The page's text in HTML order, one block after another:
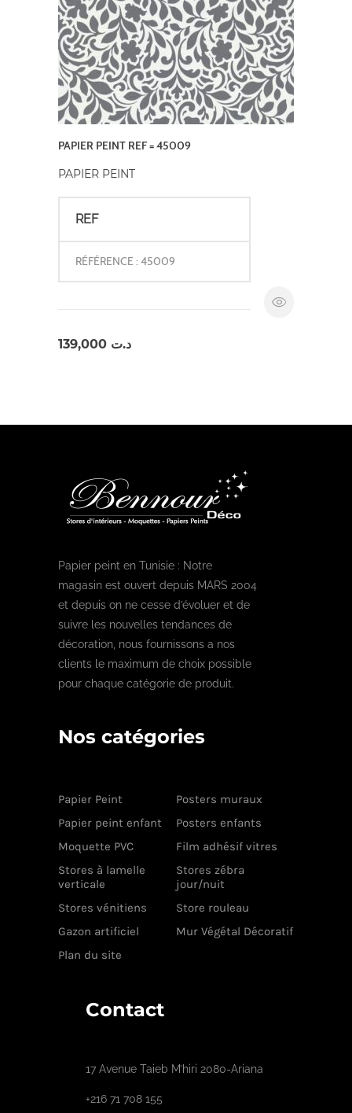
PAPIER PEINT REF = 45009
PAPIER PEINT
REF
RÉFÉRENCE : 45009
د.ت
Papier peint en Tunisie : Notre
magasin est ouvert depuis MARS 2004
et depuis on ne cesse d’évoluer et de
suivre les nouvelles tendances de
décoration, nous fournissons a nos
clients le maximum de choix possible
pour chaque catégorie de produit.
Nos catégories
Papier Peint
Posters muraux
Papier peint enfant
Posters enfants
Moquette PVC
Film adhésif vitres
Stores à lamelle
verticale
Stores zébra
jour/nuit
Stores vénitiens
Store rouleau
Gazon artificiel
Mur Végétal Décoratif
Plan du site
Contact
17 Avenue Taieb M’hiri 2080-Ariana
+216 71 708 155